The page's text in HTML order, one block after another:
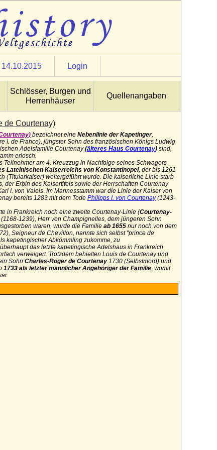
14.10.2015 Login
Schlösser, Burgen und
Herrenhäuser
Quellenangaben
de Courtenay)
bezeichnet eine Nebenlinie der Kapetinger,
I. de France), jüngster Sohn des französischen Königs Ludwig
Adelsfamilie Courtenay(älteres Haus Courtenay) sind,
erlosch.
Teilnehmer am 4. Kreuzzug in Nachfolge seines Schwagers
Lateinischen Kaiserreichs von Konstantinopel, der bis 1261
(Titularkaiser) weitergeführt wurde. Die kaiserliche Linie starb
der Erbin des Kaisertitels sowie der Herrschaften Courtenay
I. von Valois. Im Mannesstamm war die Linie der Kaiser von
bereits 1283 mit dem Tode Philipps I. von Courtenay(1243-
in Frankreich noch eine zweite Courtenay-Linie (Courtenay-
(1168-1239), Herr von Champignelles, dem jüngeren Sohn
waren, wurde die Familie ab 1655 nur noch von dem
Seigneur de Chevillon, nannte sich selbst "prince de
kapetingischer Abkömmling zukomme, zu
das letzte kapetingische Adelshaus in Frankreich
verweigert. Trotzdem behielten Louis de Courtenay und
Sohn Charles-Roger de Courtenay 1730 (Selbstmord) und
1733 als letzter männlicher Angehöriger der Familie, womit